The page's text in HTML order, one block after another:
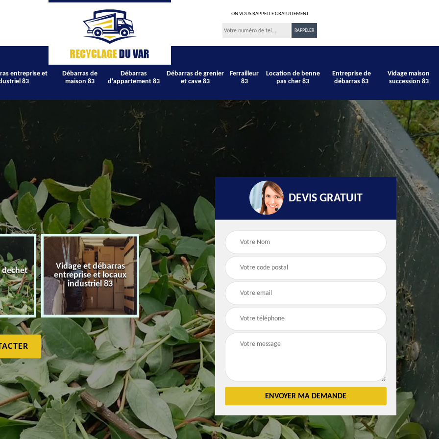
ON VOUS RAPPELLE GRATUITEMENT
entreprise et
83
Débarras de
maison 83
Débarras
d'appartement 83
Débarras de grenier
et cave 83
Ferrailleur
83
Location de benne
pas cher 83
Entreprise de
débarras 83
Vidage maison
succession 83
dechet
Vidage et débarras
entreprise et locaux
industriel 83
Débarras de maison 83
Débarras
d'appartement 83
Débarras de grenier et
cave 83
DEVIS GRATUIT